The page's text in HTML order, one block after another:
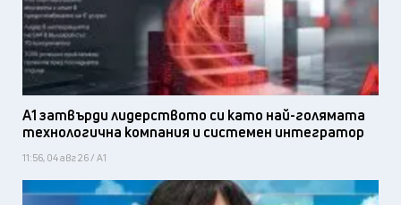
А1 затвърди лидерството си като най-голямата
технологична компания и системен интегратор
11:56, 04 авг 26 / А1